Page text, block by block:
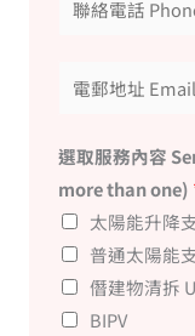
選取服務內容
more than one)
太陽能升降
普通太陽能
僭建物清拆
BIPV